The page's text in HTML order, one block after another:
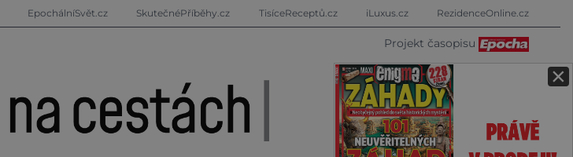
×
EpochálníSvět.cz SkutečnéPříběhy.cz TisíceReceptů.cz iLuxus.cz RezidenceOnline.cz
Projekt časopisu